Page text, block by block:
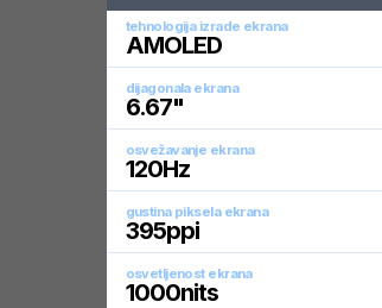
tehnologija izrade ekrana
AMOLED
dijagonala ekrana
6.67"
osvežavanje ekrana
120Hz
gustina piksela ekrana
395ppi
osvetljenost ekrana
1000nits